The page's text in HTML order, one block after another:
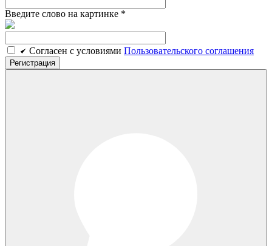
Введите слово на картинке *
Cогласен c условиями Пользовательского соглашения